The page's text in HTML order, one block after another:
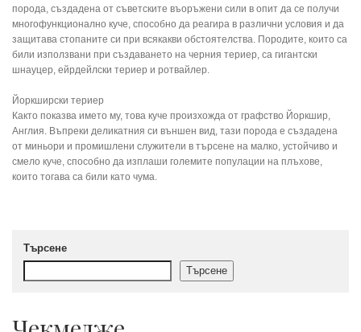
порода, създадена от съветските въоръжени сили в опит да се получи
многофункционално куче, способно да реагира в различни условия и да
защитава стопаните си при всякакви обстоятелства. Породите, които са
били използвани при създаването на черния териер, са гигантски
шнауцер, ейрдейлски териер и ротвайлер.
Йоркширски териер
Както показва името му, това куче произхожда от графство Йоркшир,
Англия. Въпреки деликатния си външен вид, тази порода е създадена
от миньори и промишлени служители в търсене на малко, устойчиво и
смело куче, способно да изплаши големите популации на плъхове,
които тогава са били като чума.
Търсене
Търсене